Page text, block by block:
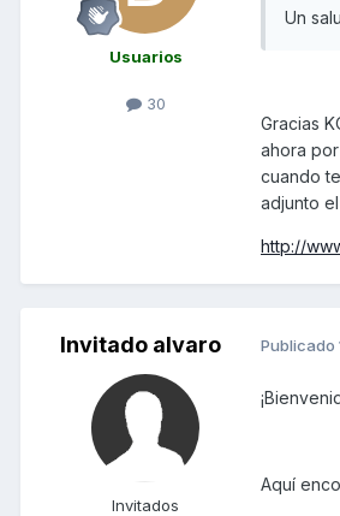
Usuarios
30
Un
Gracias
ahora
cuando
adjunto
http://
Invitado alvaro
Invitados
Publicado
Aquí